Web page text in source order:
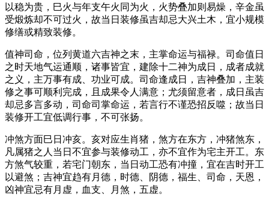
以稳为贵，巳火与年支午火同为火，火势叠加则易燥，辛金虽
受煅炼却不可过火，故当日装修虽吉却忌大兴土木，宜小规模
修缮或精致装修。
值神司命，位列黄道六吉神之末，主掌命运与福禄。司命值日
之时天地气运通顺，诸事皆宜，建除十二神为成日，成者成就
之义，主万事有成、功业可成。司命逢成日，吉神叠加，主装
修之事可顺利完成，且成果令人满意；尤须留意者，成日虽吉
却忌多言多动，司命司掌命运，若言行不谨恐招反噬；故当日
装修开工宜低调行事，不可张扬。
冲煞方面巳日冲亥。亥对应生肖猪，煞方在东方，冲猪煞东，
凡属猪之人当日不宜参与装修动工，亦不宜作为宅主开工。东
方煞气较重，若宅门朝东，当日动工恐有冲撞，宜在吉时开工
以避煞；吉神宜趋有月德，时德、阴德，福生、司命，天恩，
凶神宜忌有月虚，血支、月煞，五虚。